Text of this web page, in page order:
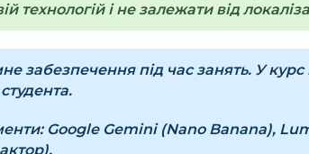
Додатково
Питання?Пишіть на
і не залежати від
під час занять. У курс
Google Gemini (Nano Banana),